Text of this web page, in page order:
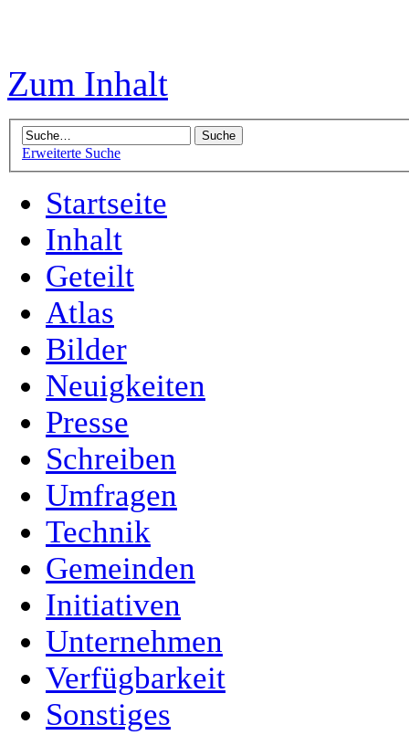
Zum Inhalt
Erweiterte Suche
Startseite
Inhalt
Geteilt
Atlas
Bilder
Neuigkeiten
Presse
Schreiben
Umfragen
Technik
Gemeinden
Initiativen
Unternehmen
Verfügbarkeit
Sonstiges